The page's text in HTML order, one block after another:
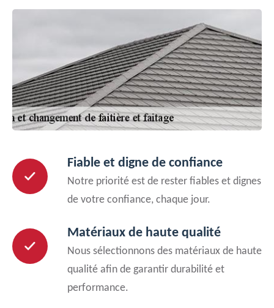
Fiable et digne de confiance
Notre priorité est de rester fiables et dignes
de votre confiance, chaque jour.
Matériaux de haute qualité
Nous sélectionnons des matériaux de haute
qualité afin de garantir durabilité et
performance.